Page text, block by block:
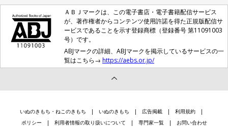
りのレシピ。幅広いライフステージに合わせた、きめ細やかなラ
インナップが特徴。ペットの長寿化を受け、18才頃からを対象と
した超高齢期用のフードもある。
［ドライ］ オールステージ用 子猫用 成猫用 高齢期用（ハ
イシニア用あり）
＊ユニ・チャーム製品として
ＡＢＪマークは、この電子書店・電子書籍配信サービス
が、著作権者からコンテンツ使用許諾を得た正規版配信サ
ービスであることを示す登録商標（登録番号 第11091003
号）です。
ABJマークの詳細、ABJマークを掲示しているサービスの一
覧はこちら→ https://aebs.or.jp/
いぬのきもち・ねこのきもち いぬのきもち 広告掲載
利用規約
ポリシー
利用者情報の取り扱いについて 専門家一覧 お問い合わせ